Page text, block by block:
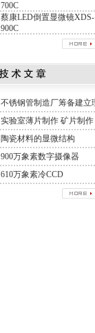
700C
蔡康LED倒置显微镜XDS-
900C
陶瓷材料的显微结构
900万象素数字摄像器
610万象素冷CCD